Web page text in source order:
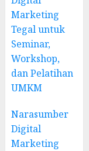
Marketing
Tegal untuk
Seminar,
Workshop,
dan Pelatihan
UMKM
Narasumber
Digital
Marketing